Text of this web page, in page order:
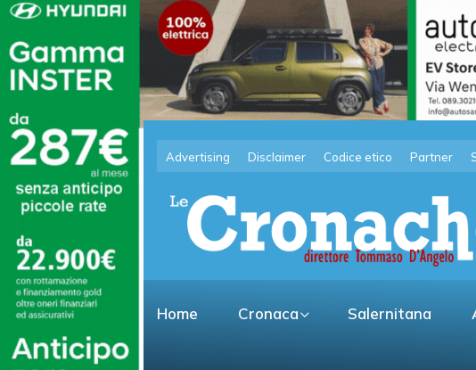
Advertising Disclaimer Codice etico Partner
Home Cronaca Salernitana